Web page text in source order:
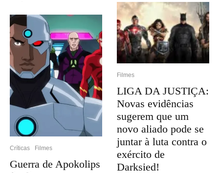
Críticas Filmes
Guerra de Apokolips
Filmes
LIGA DA JUSTIÇA:
Novas evidências
sugerem que um
novo aliado pode se
juntar à luta contra o
exército de
Darksied!